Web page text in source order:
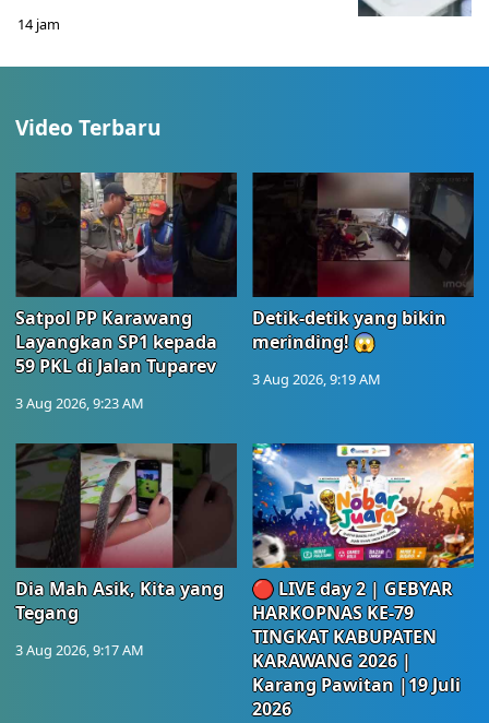
14 jam
Video Terbaru
Satpol PP Karawang
Layangkan SP1 kepada
59 PKL di Jalan Tuparev
3 Aug 2026, 9:23 AM
Detik-detik yang bikin
merinding! 😱
3 Aug 2026, 9:19 AM
Dia Mah Asik, Kita yang
Tegang
3 Aug 2026, 9:17 AM
🔴 LIVE day 2 | GEBYAR
HARKOPNAS KE-79
TINGKAT KABUPATEN
KARAWANG 2026 |
Karang Pawitan |19 Juli
2026